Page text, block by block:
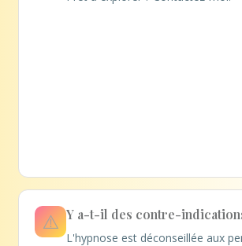
⚠️ Y a-t-il des contre-
L'hypnose est déconseillée aux